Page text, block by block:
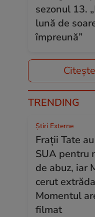
sezonul 13.
lună de
împreună”
TRENDING
Știri Externe
Frații Tate
SUA pentru
de abuz, iar
cerut
Momentul
filmat